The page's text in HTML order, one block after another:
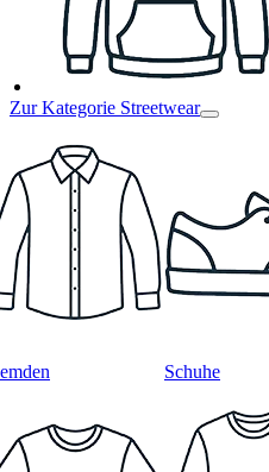
Zur Kategorie Streetwear
Schuhe